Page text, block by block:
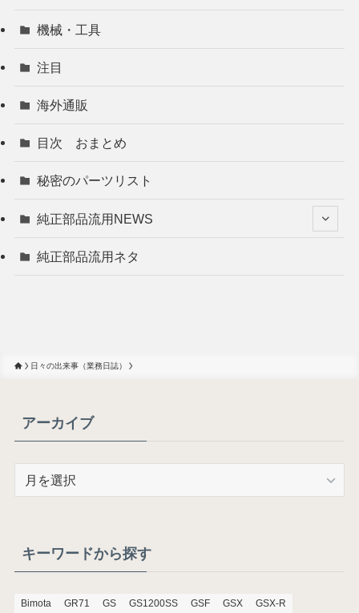
機械・工具
注目
海外通販
目次 おまとめ
秘密のパーツリスト
純正部品流用NEWS
純正部品流用ネタ
日々の出来事（業務日誌）
アーカイブ
ブキーワードから探す
Bimota GR71 GS GS1200SS GSF GSX GSX-R